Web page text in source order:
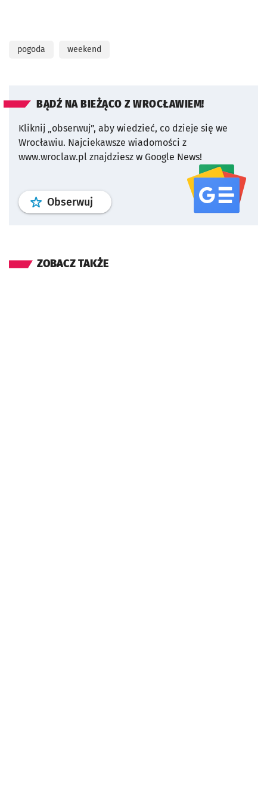
pogoda weekend
BĄDŹ NA BIEŻĄCO Z WROCŁAWIEM!
Kliknij „obserwuj”, aby wiedzieć, co dzieje się we
Wrocławiu. Najciekawsze wiadomości z
www.wroclaw.pl znajdziesz w Google News!
Obserwuj profil serwisu
ZOBACZ TAKŻE